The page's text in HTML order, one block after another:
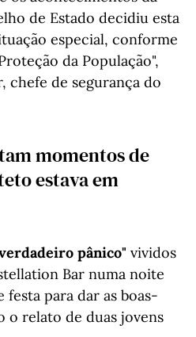
de Estado decidiu esta
especial, conforme
da População",
chefe de segurança do
momentos de
estava em
pânico" vividos
Bar numa noite
para dar as boas-
o relato de duas jovens